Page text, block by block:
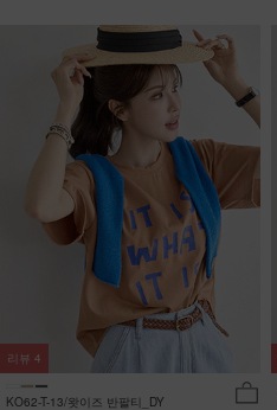
KO62-T-13/왓이즈 반팔티_DY
리뷰 4